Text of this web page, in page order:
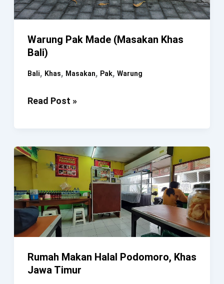
Warung Pak Made (Masakan Khas
Bali)
Bali, Khas, Masakan, Pak, Warung
Warung
Khas
Bali)
Read Post »
Rumah Makan Halal Podomoro, Khas
Jawa Timur